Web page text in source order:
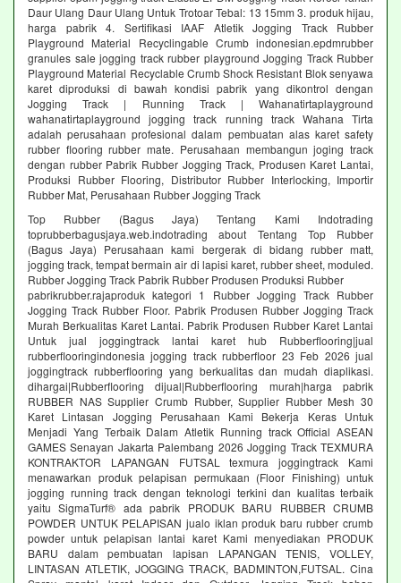
Daur Ulang Daur Ulang Untuk Trotoar Tebal: 13 15mm 3. produk hijau,
harga pabrik 4. Sertifikasi IAAF Atletik Jogging Track Rubber
Playground Material Recyclingable Crumb indonesian.epdmrubber
granules sale jogging track rubber playground Jogging Track Rubber
Playground Material Recyclable Crumb Shock Resistant Blok senyawa
karet diproduksi di bawah kondisi pabrik yang dikontrol dengan
Jogging Track | Running Track | Wahanatirtaplayground
wahanatirtaplayground jogging track running track Wahana Tirta
adalah perusahaan profesional dalam pembuatan alas karet safety
rubber flooring rubber mate. Perusahaan membangun joging track
dengan rubber Pabrik Rubber Jogging Track, Produsen Karet Lantai,
Produksi Rubber Flooring, Distributor Rubber Interlocking, Importir
Rubber Mat, Perusahaan Rubber Jogging Track
Top Rubber (Bagus Jaya) Tentang Kami Indotrading
toprubberbagusjaya.web.indotrading about Tentang Top Rubber
(Bagus Jaya) Perusahaan kami bergerak di bidang rubber matt,
jogging track, tempat bermain air di lapisi karet, rubber sheet, moduled.
Rubber Jogging Track Pabrik Rubber Produsen Produksi Rubber
pabrikrubber.rajaproduk kategori 1 Rubber Jogging Track Rubber
Jogging Track Rubber Floor. Pabrik Produsen Rubber Jogging Track
Murah Berkualitas Karet Lantai. Pabrik Produsen Rubber Karet Lantai
Untuk jual joggingtrack lantai karet hub Rubberflooring|jual
rubberflooringindonesia jogging track rubberfloor 23 Feb 2026 jual
joggingtrack rubberflooring yang berkualitas dan mudah diaplikasi.
dihargai|Rubberflooring dijual|Rubberflooring murah|harga pabrik
RUBBER NAS Supplier Crumb Rubber, Supplier Rubber Mesh 30
Karet Lintasan Jogging Perusahaan Kami Bekerja Keras Untuk
Menjadi Yang Terbaik Dalam Atletik Running track Official ASEAN
GAMES Senayan Jakarta Palembang 2026 Jogging Track TEXMURA
KONTRAKTOR LAPANGAN FUTSAL texmura joggingtrack Kami
menawarkan produk pelapisan permukaan (Floor Finishing) untuk
jogging running track dengan teknologi terkini dan kualitas terbaik
yaitu SigmaTurf® ada pabrik PRODUK BARU RUBBER CRUMB
POWDER UNTUK PELAPISAN jualo iklan produk baru rubber crumb
powder untuk pelapisan lantai karet Kami menyediakan PRODUK
BARU dalam pembuatan lapisan LAPANGAN TENIS, VOLLEY,
LINTASAN ATLETIK, JOGGING TRACK, BADMINTON,FUTSAL. Cina